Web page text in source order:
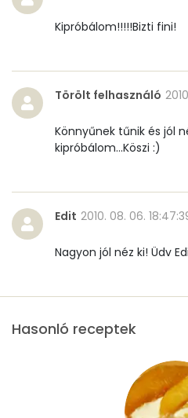
Kipróbálom!!!!!Bizti fini!
Törölt felhasználó
Könnyűnek tűnik és jól
kipróbálom...Köszi :)
Edit 2010. 08. 06.
Nagyon jól néz ki! Üdv
Hasonló receptek